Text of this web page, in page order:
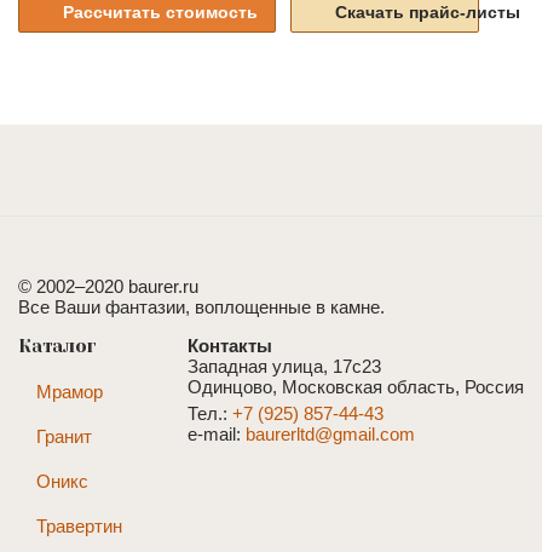
Рассчитать стоимость Скачать прайс-листы
© 2002–2020 baurer.ru
Все Ваши фантазии, воплощенные в камне.
Контакты
Западная улица, 17с23
Одинцово, Московская область, Россия
Тел.: +7 (925) 857-44-43
e-mail: baurerltd@gmail.com
Каталог
Мрамор
Гранит
Оникс
Травертин